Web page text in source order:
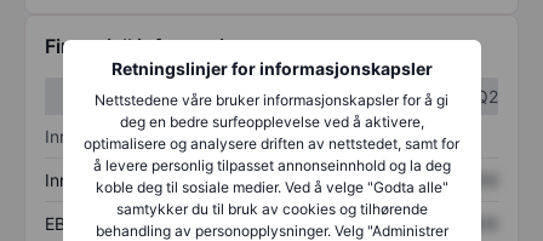
Retningslinjer for informasjonskapsler
Nettstedene våre bruker informasjonskapsler for å gi
deg en bedre surfeopplevelse ved å aktivere,
optimalisere og analysere driften av nettstedet, samt for
å levere personlig tilpasset annonseinnhold og la deg
koble deg til sosiale medier. Ved å velge "Godta alle"
samtykker du til bruk av cookies og tilhørende
behandling av personopplysninger. Velg "Administrer
Finansiell informasjon
Q1
Q2
Inntektsoversikt
Inntekter XXXXXXX XXXXXXX
EBITDA XXXXXXX XXXXXXX